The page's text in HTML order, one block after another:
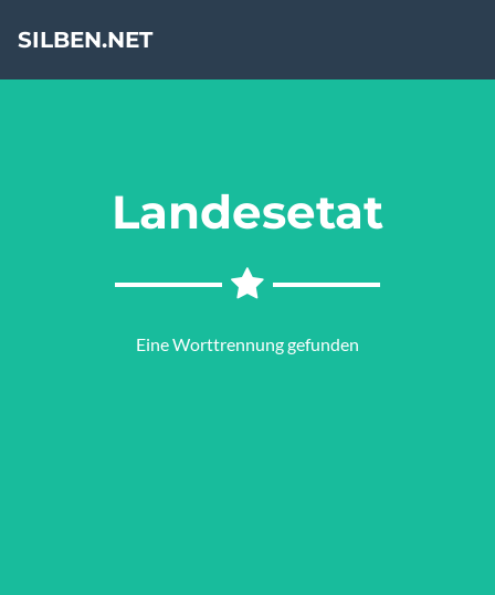
SILBEN.NET
Landesetat
Eine Worttrennung gefunden